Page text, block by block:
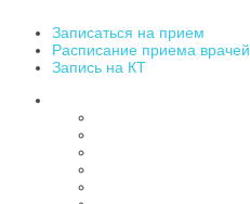
Записаться на прием
Расписание приема врачей
Запись на КТ